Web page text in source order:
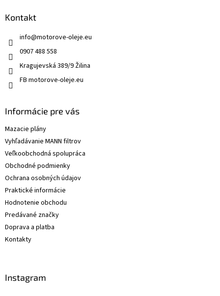
Kontakt
info@motorove-oleje.eu
0907 488 558
Kragujevská 389/9 Žilina
FB motorove-oleje.eu
Informácie pre vás
Mazacie plány
Vyhľadávanie MANN filtrov
Veľkoobchodná spolupráca
Obchodné podmienky
Ochrana osobných údajov
Praktické informácie
Hodnotenie obchodu
Predávané značky
Doprava a platba
Kontakty
Instagram